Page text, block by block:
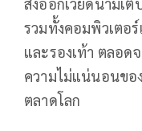
รวมทั้งคอมพิวเตอ
และรองเท้า ตลอด
ความไม่แน่นอนขอ
ตลาดโลก